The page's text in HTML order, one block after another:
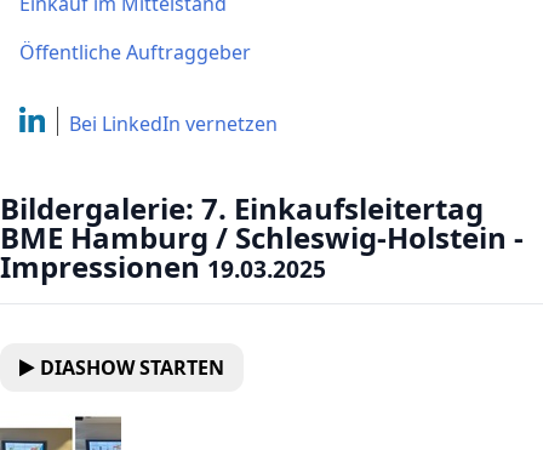
Öffentliche Auftraggeber
Bei LinkedIn vernetzen
Bildergalerie: 7. Einkaufsleitertag
BME Hamburg / Schleswig-Holstein -
Impressionen19.03.2025
DIASHOW STARTEN